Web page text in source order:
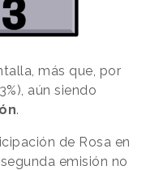
más que, por
aún siendo
.
de Rosa en
emisión no